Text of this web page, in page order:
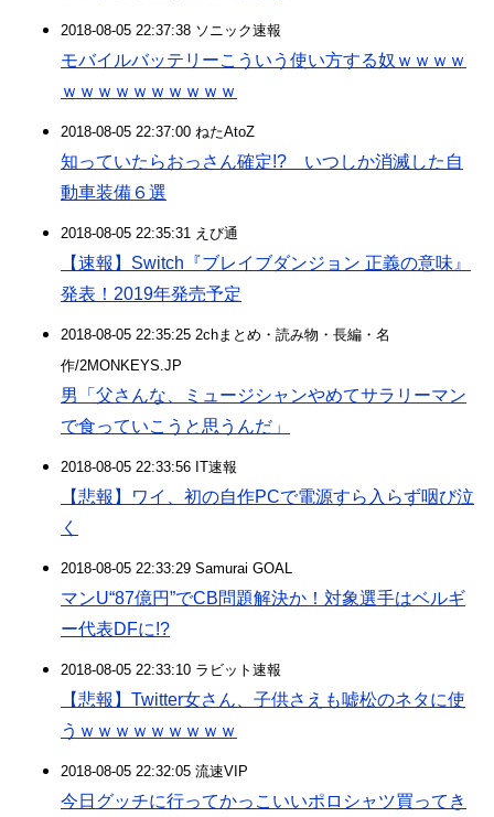
2018-08-05 22:37:38 ソニック速報
モバイルバッテリーこういう使い方する奴ｗｗｗｗ
ｗｗｗｗｗｗｗｗｗｗ
2018-08-05 22:37:00 ねたAtoZ
知っていたらおっさん確定!? いつしか消滅した自
動車装備６選
2018-08-05 22:35:31 えび通
【速報】Switch『ブレイブダンジョン 正義の意味』
発表！2019年発売予定
2018-08-05 22:35:25 2chまとめ・読み物・長編・名
作/2MONKEYS.JP
男「父さんな、ミュージシャンやめてサラリーマン
で食っていこうと思うんだ」
2018-08-05 22:33:56 IT速報
【悲報】ワイ、初の自作PCで電源すら入らず咽び泣
く
2018-08-05 22:33:29 Samurai GOAL
マンU“87億円”でCB問題解決か！対象選手はベルギ
ー代表DFに!?
2018-08-05 22:33:10 ラビット速報
【悲報】Twitter女さん、子供さえも嘘松のネタに使
うｗｗｗｗｗｗｗｗｗ
2018-08-05 22:32:05 流速VIP
今日グッチに行ってかっこいいポロシャツ買ってき